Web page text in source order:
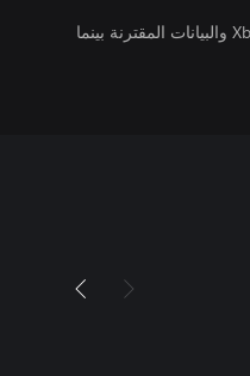
يتلقى ناشرو الألعاب التي تقوم بتشغيلها وصولاً إلى معلومات ملف تعريفك في Xbox والبيانات المقترنة بينما